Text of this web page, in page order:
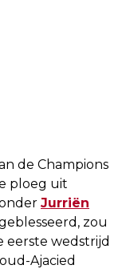
de Champions
ploeg uit
Jurriën
zou
eerste wedstrijd
Ajacied